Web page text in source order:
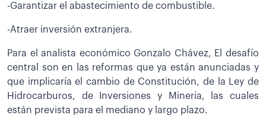
-Garantizar el abastecimiento de combustible.
-Atraer inversión extranjera.
Para el analista económico Gonzalo Chávez, El desafío
central son en las reformas que ya están anunciadas y
que implicaría el cambio de Constitución, de la Ley de
Hidrocarburos, de Inversiones y Minería, las cuales
están prevista para el mediano y largo plazo.